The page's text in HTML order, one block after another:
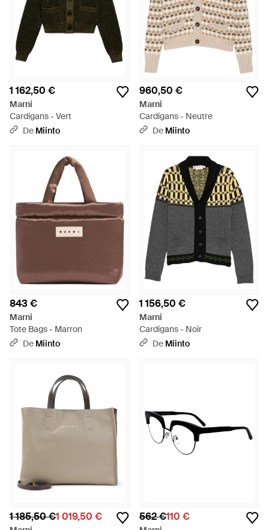
1 162,50 €
Marni
Cardigans - Vert
De Miinto
960,50 €
Marni
Cardigans - Neutre
De Miinto
843 €
Marni
Tote Bags - Marron
De Miinto
1 156,50 €
Marni
Cardigans - Noir
De Miinto
1 185,50 €1 019,50 € 562 €110 €